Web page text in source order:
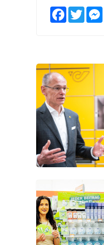
FacebookTwitter